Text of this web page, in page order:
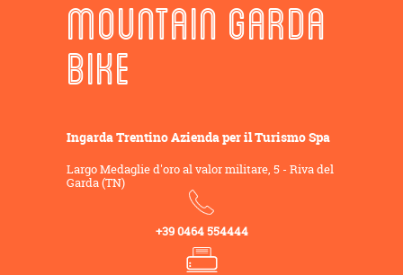
MOUNTAIN GARDA
BIKE
Ingarda Trentino Azienda per il Turismo Spa
Largo Medaglie d'oro al valor militare, 5 - Riva del
Garda (TN)
+39 0464 554444